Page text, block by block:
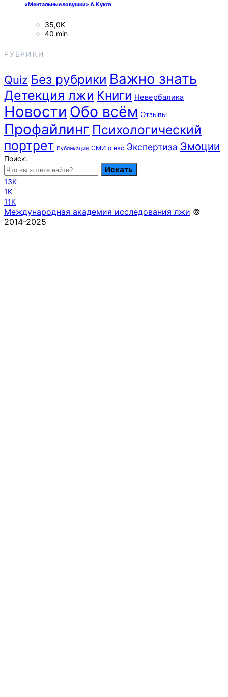
«Ментальные ловушки» А.Кукла
35,0K
40 min
РУБРИКИ
Quiz Без рубрики Важно знать
Детекция лжи Книги Невербалика
Новости Обо всём Отзывы
Профайлинг Психологический
портрет Публикации СМИ о нас Экспертиза Эмоции
Поиск:
Искать
13K
1K
11K
Международная академия исследования лжи ©
2014-2025